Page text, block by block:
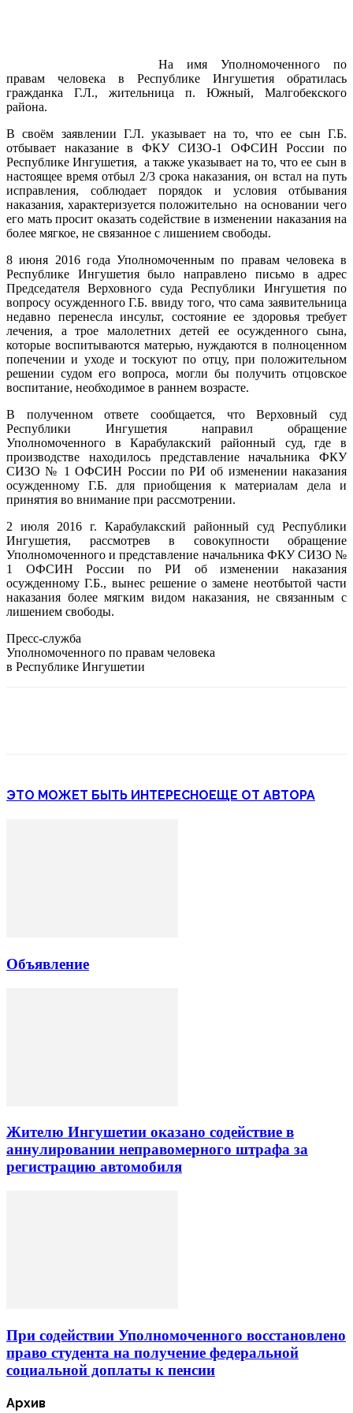
На имя Уполномоченного по
правам человека в Республике Ингушетия обратилась
гражданка Г.Л., жительница п. Южный, Малгобекского
района.
В своём заявлении Г.Л. указывает на то, что ее сын Г.Б.
отбывает наказание в ФКУ СИЗО-1 ОФСИН России по
Республике Ингушетия, а также указывает на то, что ее сын в
настоящее время отбыл 2/3 срока наказания, он встал на путь
исправления, соблюдает порядок и условия отбывания
наказания, характеризуется положительно на основании чего
его мать просит оказать содействие в изменении наказания на
более мягкое, не связанное с лишением свободы.
8 июня 2016 года Уполномоченным по правам человека в
Республике Ингушетия было направлено письмо в адрес
Председателя Верховного суда Республики Ингушетия по
вопросу осужденного Г.Б. ввиду того, что сама заявительница
недавно перенесла инсульт, состояние ее здоровья требует
лечения, а трое малолетних детей ее осужденного сына,
которые воспитываются матерью, нуждаются в полноценном
попечении и уходе и тоскуют по отцу, при положительном
решении судом его вопроса, могли бы получить отцовское
воспитание, необходимое в раннем возрасте.
В полученном ответе сообщается, что Верховный суд
Республики Ингушетия направил обращение
Уполномоченного в Карабулакский районный суд, где в
производстве находилось представление начальника ФКУ
СИЗО № 1 ОФСИН России по РИ об изменении наказания
осужденному Г.Б. для приобщения к материалам дела и
принятия во внимание при рассмотрении.
2 июля 2016 г. Карабулакский районный суд Республики
Ингушетия, рассмотрев в совокупности обращение
Уполномоченного и представление начальника ФКУ СИЗО №
1 ОФСИН России по РИ об изменении наказания
осужденному Г.Б., вынес решение о замене неотбытой части
наказания более мягким видом наказания, не связанным с
лишением свободы.
Пресс-служба
Уполномоченного по правам человека
в Республике Ингушетии
ЭТО МОЖЕТ БЫТЬ ИНТЕРЕСНОЕЩЕ ОТ АВТОРА
Объявление
Жителю Ингушетии оказано содействие в
аннулировании неправомерного штрафа за
регистрацию автомобиля
При содействии Уполномоченного восстановлено
право студента на получение федеральной
социальной доплаты к пенсии
Архив